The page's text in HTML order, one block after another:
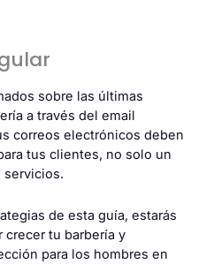
sobre las últimas
a través del email
correos electrónicos deben
tus clientes, no solo un
servicios.
de esta guía, estarás
crecer tu barbería y
para los hombres en